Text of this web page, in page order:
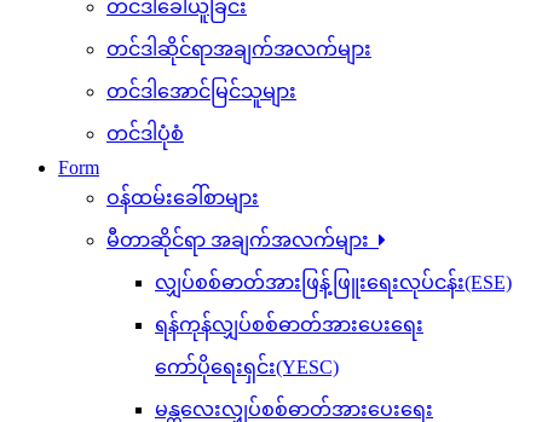
တင်ဒါခေါ်ယူခြင်း
တင်ဒါဆိုင်ရာအချက်အလက်များ
တင်ဒါအောင်မြင်သူများ
တင်ဒါပုံစံ
Form
ဝန်ထမ်းခေါ်စာများ
မီတာဆိုင်ရာ အချက်အလက်များ
လျှပ်စစ်ဓာတ်အားဖြန့်ဖြူးရေးလုပ်ငန်း(ESE)
ရန်ကုန်လျှပ်စစ်ဓာတ်အားပေးရေး
ကော်ပိုရေးရှင်း(YESC)
မန္တလေးလျှပ်စစ်ဓာတ်အားပေးရေး